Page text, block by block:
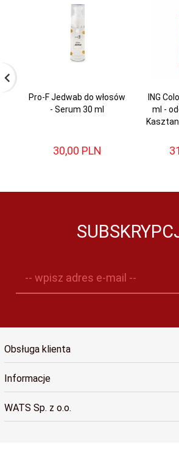
Pro-F Jedwab do włosów
- Serum 30 ml
30,00 PLN
ING
ml -
-- wpisz adres e-mail --
Obsługa klienta
Informacje
WATS Sp. z o.o.